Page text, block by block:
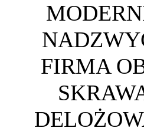
FIRMA